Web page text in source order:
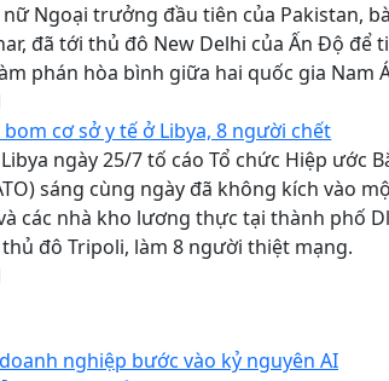
nữ Ngoại trưởng đầu tiên của Pakistan,
đã tới thủ đô New Delhi của Ấn Độ để
phán hòa bình giữa hai quốc gia Nam
bom cơ sở y tế ở Libya, 8 người chết
ngày 25/7 tố cáo Tổ chức Hiệp ước
sáng cùng ngày đã không kích vào
các nhà kho lương thực tại thành phố
đô Tripoli, làm 8 người thiệt mạng.